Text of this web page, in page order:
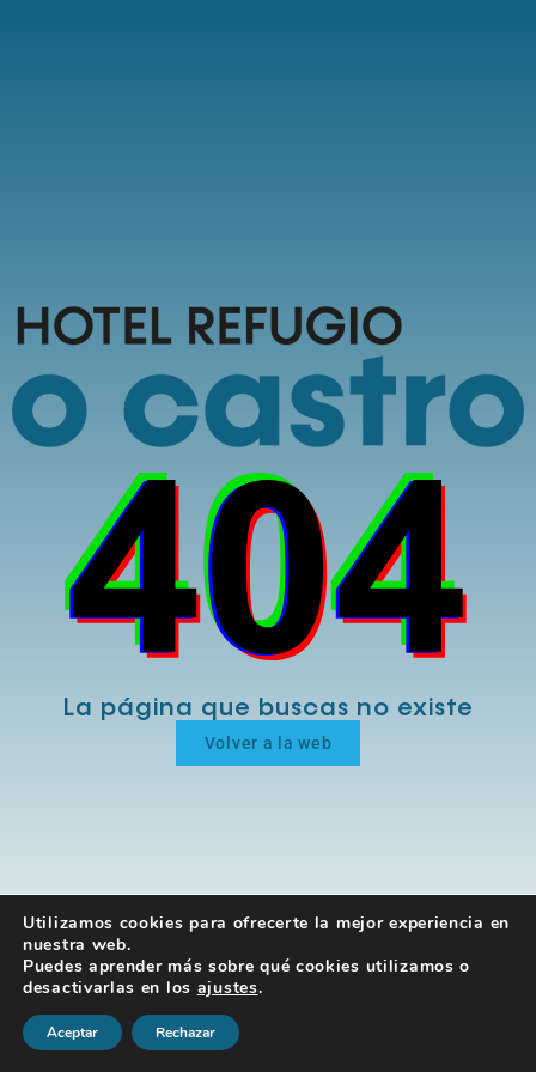
La página que buscas no existe
Volver a la web
Utilizamos cookies para ofrecerte la mejor experiencia en
nuestra web.
Puedes aprender más sobre qué cookies utilizamos o
desactivarlas en los ajustes.
Aceptar Rechazar